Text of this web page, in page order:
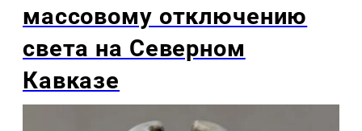
массовому отключению
света на Северном
Кавказе